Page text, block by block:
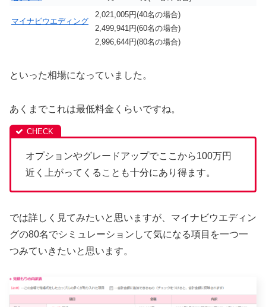
マイナビウエディング
2,021,005円(40名の場合)
2,499,941円(60名の場合)
2,996,644円(80名の場合)
といった相場になっていました。
あくまでこれは最低料金くらいですね。
オプションやグレードアップでここから100万円
近く上がってくることも十分にあり得ます。
では詳しく見てみたいと思いますが、マイナビウエディン
グの80名でシミュレーションして気になる項目を一つ一
つみていきたいと思います。